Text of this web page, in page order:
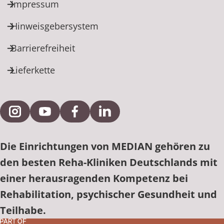
Impressum
Hinweisgebersystem
Barrierefreiheit
Lieferkette
Externe Verlinkung zu Instagram
Externe Verlinkung zu YouTube
Externe Verlinkung zu Facebook
Externe Verlinkung zu
Die Einrichtungen von MEDIAN gehören zu
den besten Reha-Kliniken Deutschlands mit
einer herausragenden Kompetenz bei
Rehabilitation, psychischer Gesundheit und
Teilhabe.